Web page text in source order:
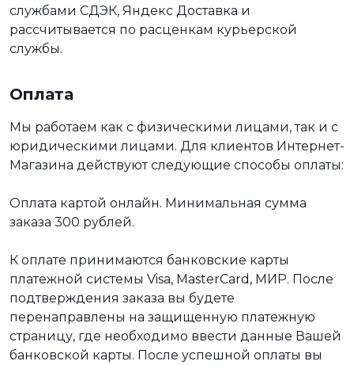
службами СДЭК, Яндекс Доставка и
рассчитывается по расценкам курьерской
службы.
Оплата
Мы работаем как с физическими лицами, так и с
юридическими лицами. Для клиентов Интернет-
Магазина действуют следующие способы оплаты:
Оплата картой онлайн. Минимальная сумма
заказа 300 рублей.
К оплате принимаются банковские карты
платежной системы Visa, MasterCard, МИР. После
подтверждения заказа вы будете
перенаправлены на защищенную платежную
страницу, где необходимо ввести данные Вашей
банковской карты. После успешной оплаты вы